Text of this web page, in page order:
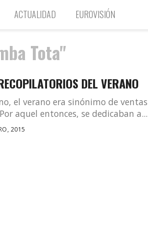
ACTUALIDAD EUROVISIÓN
Tota"
DEL VERANO
el verano era sinónimo de
aquel entonces, se dedicaban a...
2015